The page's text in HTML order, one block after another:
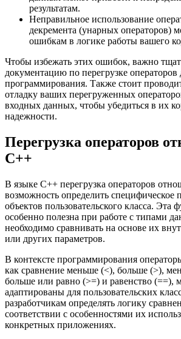
результатам.
Неправильное использование
декремента (унарных операторов)
ошибкам в логике работы вашего
Чтобы избежать этих ошибок, важно
документацию по перегрузке операторов
программирования. Также стоит
отладку ваших перегруженных
входных данных, чтобы убедиться в их
надежности.
Перегрузка операторов
C++
В языке C++ перегрузка операторов
возможность определить специфическое
объектов пользовательского класса. Эта
особенно полезна при работе с типами
необходимо сравнивать на основе их
или других параметров.
В контексте программирования
как сравнение меньше (<), больше (>),
больше или равно (>=) и равенство (==),
адаптированы для пользовательских
разработчикам определять логику
соответствии с особенностями их
конкретных приложениях.